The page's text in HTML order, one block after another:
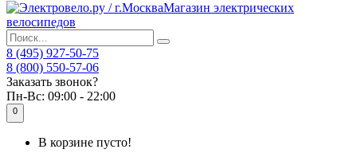
Магазин электрических
велосипедов
8 (495) 927-50-75
8 (800) 550-57-06
Заказать звонок?
Пн-Вс: 09:00 - 22:00
0
В корзине пусто!